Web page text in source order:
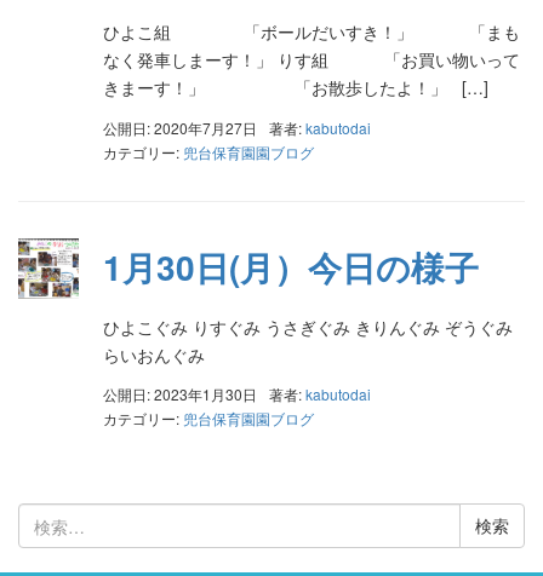
ひよこ組 「ボールだいすき！」 「まも
なく発車しまーす！」 りす組 「お買い物いって
きまーす！」 「お散歩したよ！」 […]
公開日: 2020年7月27日 著者:kabutodai
カテゴリー: 兜台保育園園ブログ
1月30日(月）今日の様子
ひよこぐみ りすぐみ うさぎぐみ きりんぐみ ぞうぐみ
らいおんぐみ
公開日: 2023年1月30日 著者:kabutodai
カテゴリー: 兜台保育園園ブログ
検
索: